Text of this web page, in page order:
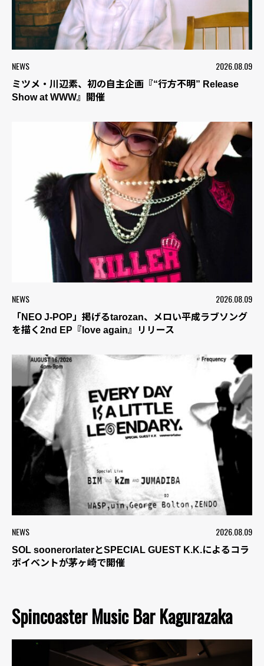
NEWS 2026.08.09
ミツメ・川辺素、初の自主企画『“行方不明” Release
Show at WWW』開催
NEWS 2026.08.09
「NEO J-POP」掲げるtarozan、メロい平成ラブソング
を描く2nd EP『love again』リリース
NEWS 2026.08.09
SOL soonerorlaterとSPECIAL GUEST K.K.によるコラ
ボイベントが茅ヶ崎で開催
Spincoaster Music Bar Kagurazaka